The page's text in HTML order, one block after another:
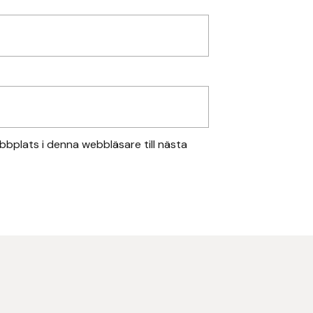
i denna webbläsare till nästa